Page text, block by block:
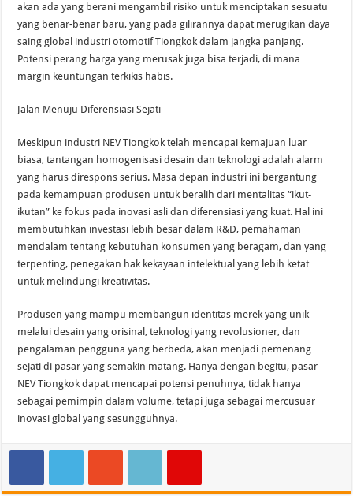
akan ada yang berani mengambil risiko untuk menciptakan sesuatu
yang benar-benar baru, yang pada gilirannya dapat merugikan daya
saing global industri otomotif Tiongkok dalam jangka panjang.
Potensi perang harga yang merusak juga bisa terjadi, di mana
margin keuntungan terkikis habis.
Jalan Menuju Diferensiasi Sejati
Meskipun industri NEV Tiongkok telah mencapai kemajuan luar
biasa, tantangan homogenisasi desain dan teknologi adalah alarm
yang harus direspons serius. Masa depan industri ini bergantung
pada kemampuan produsen untuk beralih dari mentalitas “ikut-
ikutan” ke fokus pada inovasi asli dan diferensiasi yang kuat. Hal ini
membutuhkan investasi lebih besar dalam R&D, pemahaman
mendalam tentang kebutuhan konsumen yang beragam, dan yang
terpenting, penegakan hak kekayaan intelektual yang lebih ketat
untuk melindungi kreativitas.
Produsen yang mampu membangun identitas merek yang unik
melalui desain yang orisinal, teknologi yang revolusioner, dan
pengalaman pengguna yang berbeda, akan menjadi pemenang
sejati di pasar yang semakin matang. Hanya dengan begitu, pasar
NEV Tiongkok dapat mencapai potensi penuhnya, tidak hanya
sebagai pemimpin dalam volume, tetapi juga sebagai mercusuar
inovasi global yang sesungguhnya.